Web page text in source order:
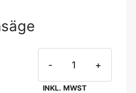
- +
INKL. MWST